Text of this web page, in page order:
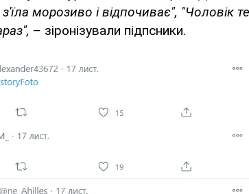
морозиво і відпочиває", "Чоловік
– зіронізували підпсники.